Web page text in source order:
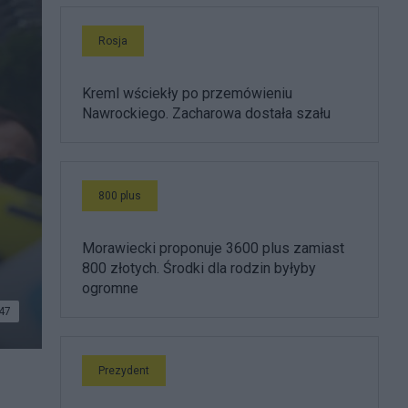
47
Rosja
Kreml wściekły po przemówieniu
Nawrockiego. Zacharowa dostała szału
800 plus
Morawiecki proponuje 3600 plus zamiast
800 złotych. Środki dla rodzin byłyby
ogromne
Prezydent